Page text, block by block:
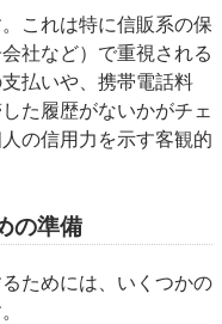
これは特に信販系の保
社など）で重視される
払いや、携帯電話料
た履歴がないかがチェ
の信用力を示す客観的
の準備
ためには、いくつかの